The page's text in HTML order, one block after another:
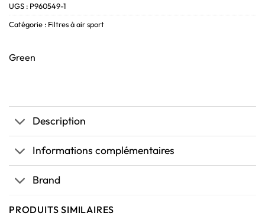
UGS : P960549-1
Catégorie : Filtres à air sport
Green
Description
Informations complémentaires
Brand
PRODUITS SIMILAIRES